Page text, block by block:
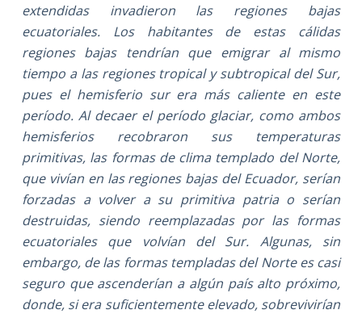
extendidas invadieron las regiones bajas
ecuatoriales. Los habitantes de estas cálidas
regiones bajas tendrían que emigrar al mismo
tiempo a las regiones tropical y subtropical del Sur,
pues el hemisferio sur era más caliente en este
período. Al decaer el período glaciar, como ambos
hemisferios recobraron sus temperaturas
primitivas, las formas de clima templado del Norte,
que vivían en las regiones bajas del Ecuador, serían
forzadas a volver a su primitiva patria o serían
destruidas, siendo reemplazadas por las formas
ecuatoriales que volvían del Sur. Algunas, sin
embargo, de las formas templadas del Norte es casi
seguro que ascenderían a algún país alto próximo,
donde, si era suficientemente elevado, sobrevivirían